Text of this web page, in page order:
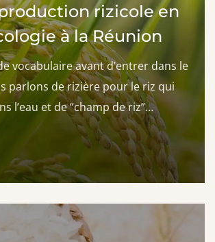
rizicole en
à la Réunion
vocabulaire avant d’entrer dans le
parlons de rizière pour le riz qui
l’eau et de “champ de riz”…